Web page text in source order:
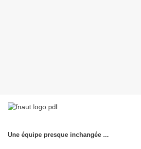
Une équipe presque inchangée ...